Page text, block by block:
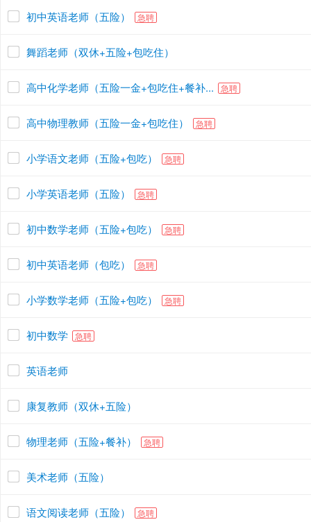
初中英语老师（五险） 急聘
舞蹈老师（双休+五险+包吃住）
高中化学老师（五险一金+包吃住+餐补... 急聘
高中物理教师（五险一金+包吃住） 急聘
小学语文老师（五险+包吃） 急聘
小学英语老师（五险） 急聘
初中数学老师（五险+包吃） 急聘
初中英语老师（包吃） 急聘
小学数学老师（五险+包吃） 急聘
初中数学 急聘
英语老师
康复教师（双休+五险）
物理老师（五险+餐补） 急聘
美术老师（五险）
语文阅读老师（五险） 急聘